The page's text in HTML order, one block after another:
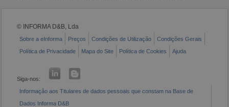
© INFORMA D&B, Lda
Sobre a eInforma Preços Condições de Utilização
Condições Gerais
Política de Privacidade
Mapa do Site Política de Cookies Ajuda
Siga-nos:
Informação aos Titulares de dados pessoais que constam na Base de
Dados Informa D&B